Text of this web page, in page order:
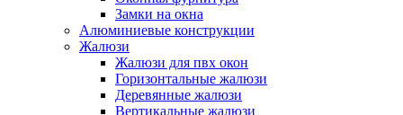
Замки на окна
Алюминиевые конструкции
Жалюзи
Жалюзи для пвх окон
Горизонтальные жалюзи
Деревянные жалюзи
Вертикальные жалюзи